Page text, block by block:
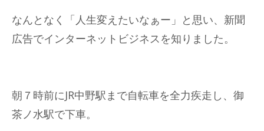
なんとなく「人生変えたいなぁー」と思い、新聞
広告でインターネットビジネスを知りました。
朝７時前にJR中野駅まで自転車を全力疾走し、御
茶ノ水駅で下車。